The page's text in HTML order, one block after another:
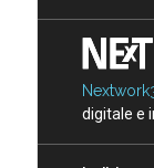
digitale e